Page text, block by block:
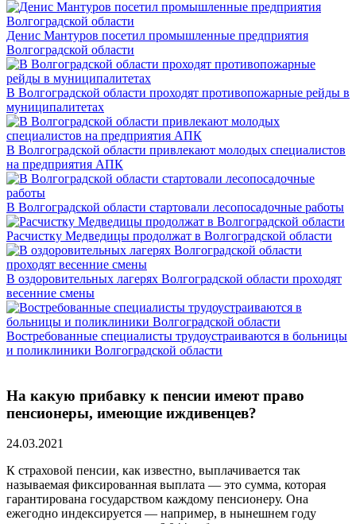
Денис Мантуров посетил промышленные предприятия
Волгоградской области
В Волгоградской области проходят противопожарные рейды в
муниципалитетах
В Волгоградской области привлекают молодых специалистов
на предприятия АПК
В Волгоградской области стартовали лесопосадочные работы
Расчистку Медведицы продолжат в Волгоградской области
В оздоровительных лагерях Волгоградской области проходят
весенние смены
Востребованные специалисты трудоустраиваются в больницы
и поликлиники Волгоградской области
На какую прибавку к пенсии имеют право
пенсионеры, имеющие иждивенцев?
24.03.2021
К страховой пенсии, как известно, выплачивается так
называемая фиксированная выплата — это сумма, которая
гарантирована государством каждому пенсионеру. Она
ежегодно индексируется — например, в нынешнем году